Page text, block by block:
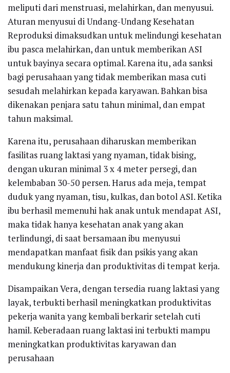
meliputi dari menstruasi, melahirkan, dan menyusui.
Aturan menyusui di Undang-Undang Kesehatan
Reproduksi dimaksudkan untuk melindungi kesehatan
ibu pasca melahirkan, dan untuk memberikan ASI
untuk bayinya secara optimal. Karena itu, ada sanksi
bagi perusahaan yang tidak memberikan masa cuti
sesudah melahirkan kepada karyawan. Bahkan bisa
dikenakan penjara satu tahun minimal, dan empat
tahun maksimal.
Karena itu, perusahaan diharuskan memberikan
fasilitas ruang laktasi yang nyaman, tidak bising,
dengan ukuran minimal 3 x 4 meter persegi, dan
kelembaban 30-50 persen. Harus ada meja, tempat
duduk yang nyaman, tisu, kulkas, dan botol ASI. Ketika
ibu berhasil memenuhi hak anak untuk mendapat ASI,
maka tidak hanya kesehatan anak yang akan
terlindungi, di saat bersamaan ibu menyusui
mendapatkan manfaat fisik dan psikis yang akan
mendukung kinerja dan produktivitas di tempat kerja.
Disampaikan Vera, dengan tersedia ruang laktasi yang
layak, terbukti berhasil meningkatkan produktivitas
pekerja wanita yang kembali berkarir setelah cuti
hamil. Keberadaan ruang laktasi ini terbukti mampu
meningkatkan produktivitas karyawan dan
perusahaan